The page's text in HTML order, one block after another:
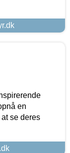
en
se deres